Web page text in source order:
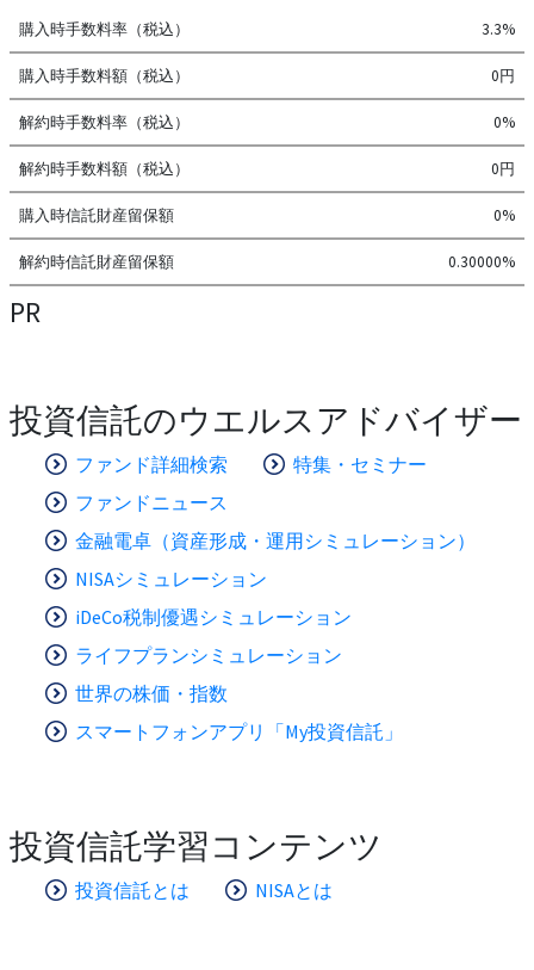
購入時手数料率（税込） 3.3%
購入時手数料額（税込） 0円
解約時手数料率（税込） 0%
解約時手数料額（税込） 0円
購入時信託財産留保額 0%
解約時信託財産留保額 0.30000%
PR
投資信託のウエルスアドバイザー
ファンド詳細検索
特集・セミナー
ファンドニュース
金融電卓（資産形成・運用シミュレーション）
NISAシミュレーション
iDeCo税制優遇シミュレーション
ライフプランシミュレーション
世界の株価・指数
スマートフォンアプリ「My投資信託」
投資信託学習コンテンツ
投資信託とは NISAとは